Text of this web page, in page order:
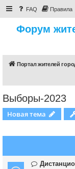
FAQ Правила
Форум
Портал жителей
Выборы-2023
Новая тема